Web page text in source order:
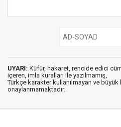
UYARI: Küfür, hakaret, rencide edici
içeren, imla kuralları ile yazılmamış,
Türkçe karakter kullanılmayan ve büyük
onaylanmamaktadır.